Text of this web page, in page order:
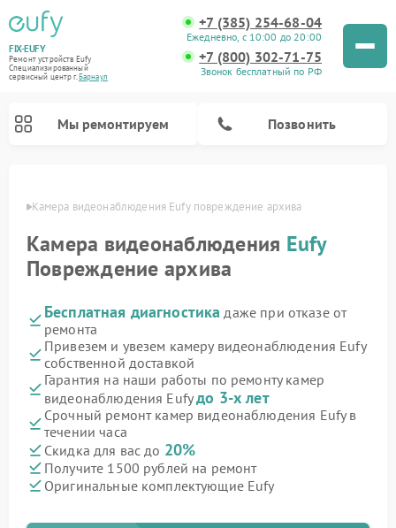
FIX-EUFY
Ремонт устройств Eufy
Специализированный
cервисный центр г.Барнаул
+7 (385) 254-68-04
Ежедневно, с 10:00 до 20:00
+7 (800) 302-71-75
Звонок бесплатный по РФ
Мы ремонтируем Позвонить
Камера видеонаблюдения Eufy повреждение архива
Камера видеонаблюдения Eufy
Повреждение архива
Бесплатная диагностика даже при отказе от
ремонта
Привезем и увезем камеру видеонаблюдения Eufy
собственной доставкой
Гарантия на наши работы по ремонту камер
видеонаблюдения Eufyдо 3-х лет
Срочный ремонт камер видеонаблюдения Eufy в
течении часа
Скидка для вас до 20%
Получите 1500 рублей на ремонт
Оригинальные комплектующие Eufy